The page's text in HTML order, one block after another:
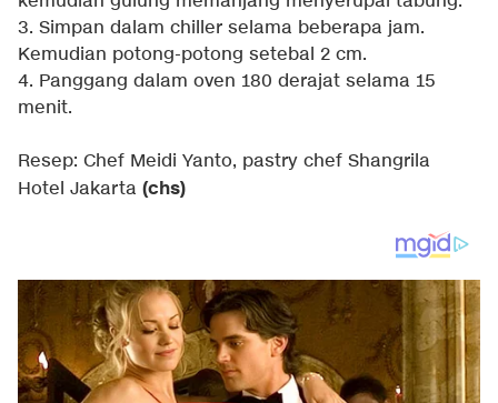
3. Simpan dalam chiller selama beberapa jam.
Kemudian potong-potong setebal 2 cm.
4. Panggang dalam oven 180 derajat selama 15
menit.
Resep: Chef Meidi Yanto, pastry chef Shangrila
Hotel Jakarta (chs)